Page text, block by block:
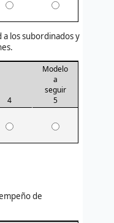
los subordinados y
4
Modelo
a
seguir
5
de